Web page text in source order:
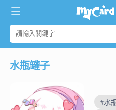
水瓶罐子
#水